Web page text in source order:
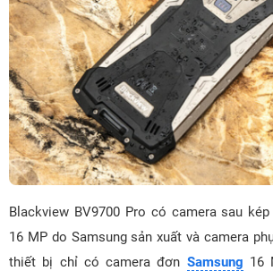
Blackview BV9700 Pro có camera sau
16 MP do Samsung sản xuất và camera
thiết bị chỉ có camera đơn Samsung 16